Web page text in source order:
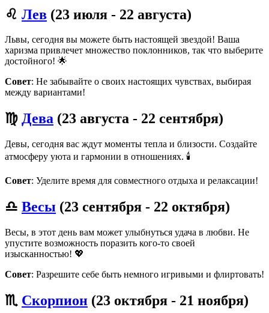
♌ Лев (23 июля - 22 августа)
Львы, сегодня вы можете быть настоящей звездой! Ваша
харизма привлечет множество поклонников, так что выберите
достойного! 🌟
Совет: Не забывайте о своих настоящих чувствах, выбирая
между вариантами!
♍ Дева (23 августа - 22 сентября)
Девы, сегодня вас ждут моменты тепла и близости. Создайте
атмосферу уюта и гармонии в отношениях. 🕯️
Совет: Уделите время для совместного отдыха и релаксации!
♎ Весы (23 сентября - 22 октября)
Весы, в этот день вам может улыбнуться удача в любви. Не
упустите возможность поразить кого-то своей
изысканностью! 💖
Совет: Разрешите себе быть немного игривыми и флиртовать!
♏ Скорпион (23 октября - 21 ноября)